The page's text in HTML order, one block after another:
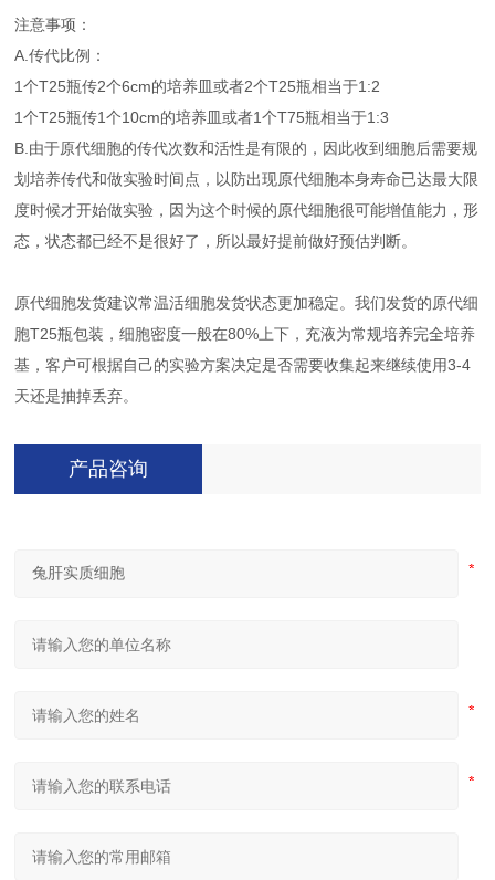
注意事项：
A.传代比例：
1个T25瓶传2个6cm的培养皿或者2个T25瓶相当于1:2
1个T25瓶传1个10cm的培养皿或者1个T75瓶相当于1:3
B.由于原代细胞的传代次数和活性是有限的，因此收到细胞后需要规
划培养传代和做实验时间点，以防出现原代细胞本身寿命已达最大限
度时候才开始做实验，因为这个时候的原代细胞很可能增值能力，形
态，状态都已经不是很好了，所以最好提前做好预估判断。
原代细胞发货建议常温活细胞发货状态更加稳定。我们发货的原代细
胞T25瓶包装，细胞密度一般在80%上下，充液为常规培养完全培养
基，客户可根据自己的实验方案决定是否需要收集起来继续使用3-4
天还是抽掉丢弃。
产品咨询